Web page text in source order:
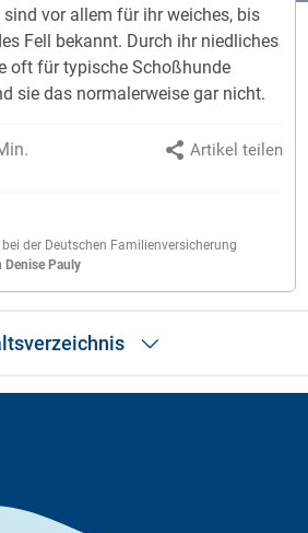
vor allem für ihr weiches, bis
Fell bekannt. Durch ihr niedliches
oft für typische Schoßhunde
sie das normalerweise gar nicht.
der Deutschen Familienversicherung
Denise Pauly
Artikel teilen
Malteser: Ernährung